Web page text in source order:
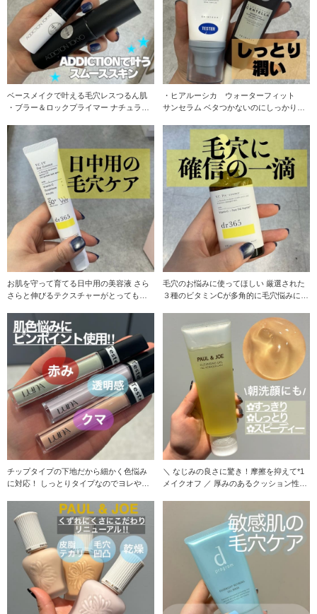
ベースメイクで叶える毛穴レスつるん肌
・ブラー＆ロックプライマー ナチュラル
・ヒアルーシカ ウォーターフィット
サンセラム ベタつかないのにしっかり水
お肌を守って育てる日中用の美容液 さら
さらと伸びるテクスチャーがとっても気
毛穴のお悩みに使ってほしい 厳選された
３種のビタミンCが多角的に毛穴悩みにア
チップタイプの下地だから細かく色悩み
に対応！ しっとりタイプなのでヨレやす
＼ なじみの良さに驚き！摩擦を抑えて*1
メイクオフ ／ 厚みのあるクッション性の